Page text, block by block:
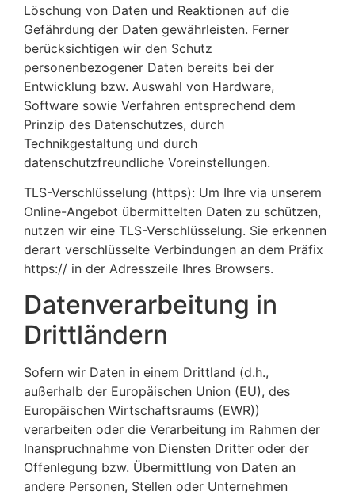
Löschung von Daten und Reaktionen auf die
Gefährdung der Daten gewährleisten. Ferner
berücksichtigen wir den Schutz
personenbezogener Daten bereits bei der
Entwicklung bzw. Auswahl von Hardware,
Software sowie Verfahren entsprechend dem
Prinzip des Datenschutzes, durch
Technikgestaltung und durch
datenschutzfreundliche Voreinstellungen.
TLS-Verschlüsselung (https): Um Ihre via unserem
Online-Angebot übermittelten Daten zu schützen,
nutzen wir eine TLS-Verschlüsselung. Sie erkennen
derart verschlüsselte Verbindungen an dem Präfix
https:// in der Adresszeile Ihres Browsers.
Datenverarbeitung in
Drittländern
Sofern wir Daten in einem Drittland (d.h.,
außerhalb der Europäischen Union (EU), des
Europäischen Wirtschaftsraums (EWR))
verarbeiten oder die Verarbeitung im Rahmen der
Inanspruchnahme von Diensten Dritter oder der
Offenlegung bzw. Übermittlung von Daten an
andere Personen, Stellen oder Unternehmen